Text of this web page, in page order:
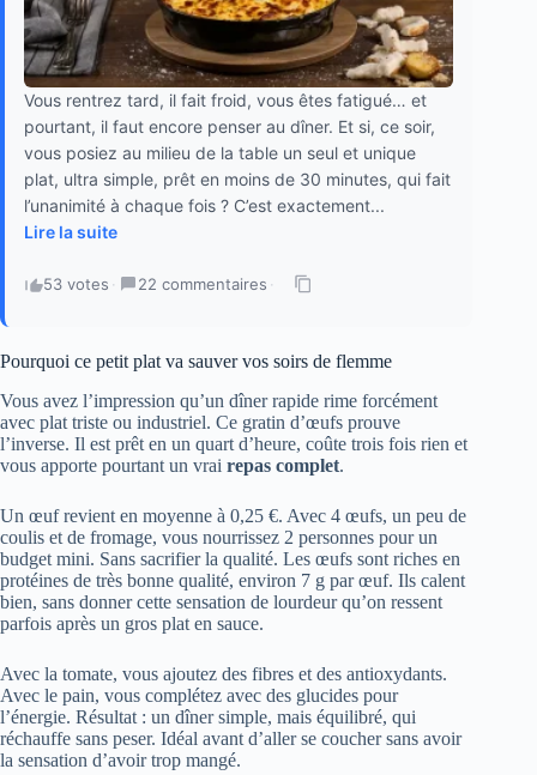
Vous rentrez tard, il fait froid, vous êtes fatigué… et
pourtant, il faut encore penser au dîner. Et si, ce soir,
vous posiez au milieu de la table un seul et unique
plat, ultra simple, prêt en moins de 30 minutes, qui fait
l’unanimité à chaque fois ? C’est exactement...
Lire la suite
53 votes · 22 commentaires ·
Pourquoi ce petit plat va sauver vos soirs de flemme
Vous avez l’impression qu’un dîner rapide rime forcément
avec plat triste ou industriel. Ce gratin d’œufs prouve
l’inverse. Il est prêt en un quart d’heure, coûte trois fois rien et
vous apporte pourtant un vrai repas complet.
Un œuf revient en moyenne à 0,25 €. Avec 4 œufs, un peu de
coulis et de fromage, vous nourrissez 2 personnes pour un
budget mini. Sans sacrifier la qualité. Les œufs sont riches en
protéines de très bonne qualité, environ 7 g par œuf. Ils calent
bien, sans donner cette sensation de lourdeur qu’on ressent
parfois après un gros plat en sauce.
Avec la tomate, vous ajoutez des fibres et des antioxydants.
Avec le pain, vous complétez avec des glucides pour
l’énergie. Résultat : un dîner simple, mais équilibré, qui
réchauffe sans peser. Idéal avant d’aller se coucher sans avoir
la sensation d’avoir trop mangé.